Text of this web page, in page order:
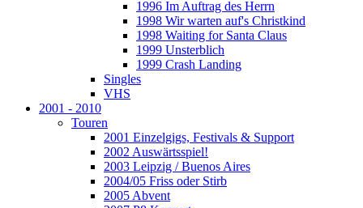
1996 Im Auftrag des Herrn
1998 Wir warten auf's Christkind
1998 Waiting for Santa Claus
1999 Unsterblich
1999 Crash Landing
Singles
VHS
2001 - 2010
Touren
2001 Einzelgigs, Festivals & Support
2002 Auswärtsspiel!
2003 Leipzig / Buenos Aires
2004/05 Friss oder Stirb
2005 Abvent